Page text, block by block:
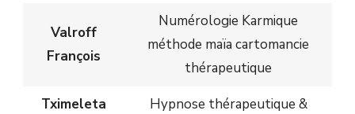
Valroff
François
Numérologie Karmique
méthode maïa cartomancie
thérapeutique
Tximeleta
Hypnose thérapeutique &